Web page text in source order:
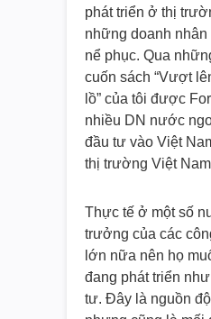
phát triển ở thị
những doanh
nể phục. Qua
cuốn sách “Vượt
lồ” của tôi được
nhiều DN nước
đầu tư vào Việt
thị trường Việt
Thực tế ở một số
trưởng của các
lớn nữa nên họ
đang phát triển
tư. Đây là nguồn